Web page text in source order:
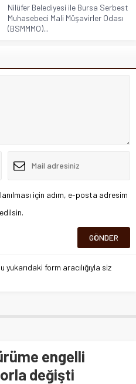
Nilüfer Belediyesi ile Bursa Serbest
Muhasebeci Mali Müşavirler Odası
(BSMMMO)...
için adım, e-posta adresim
yukarıdaki form aracılığıyla siz
engelli
değişti